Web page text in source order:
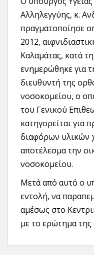
Αλληλεγγύης, κ.
πραγματοποίησε
2012,
Καλαμάτας, κατά
ενημερώθηκε για
διευθυντή της
νοσοκομείου, ο
του Γενικού
κατηγορείται για
διαφόρων υλικών
αποτέλεσμα την
νοσοκομείου.
Μετά από αυτό ο
εντολή, να
αμέσως στο
με το ερώτημα της